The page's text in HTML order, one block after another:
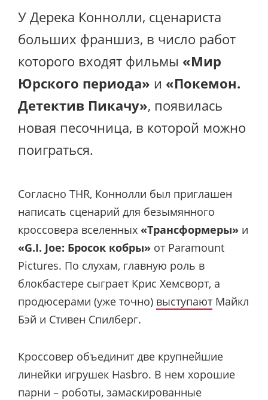
У Дерека Коннолли, сценариста
больших франшиз, в число работ
которого входят фильмы «Мир
Юрского периода» и «Покемон.
Детектив Пикачу», появилась
новая песочница, в которой можно
поиграться.
Согласно THR, Коннолли был приглашен
написать сценарий для безымянного
кроссовера вселенных «Трансформеры» и
«G.I. Joe: Бросок кобры» от Paramount
Pictures. По слухам, главную роль в
блокбастере сыграет Крис Хемсворт, а
продюсерами (уже точно) выступают Майкл
Бэй и Стивен Спилберг.
Кроссовер объединит две крупнейшие
линейки игрушек Hasbro. В нем хорошие
парни – роботы, замаскированные